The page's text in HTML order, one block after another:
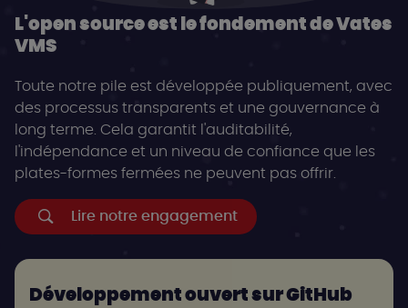
L'open source est le fondement de Vates
VMS
Toute notre pile est développée publiquement, avec
des processus transparents et une gouvernance à
long terme. Cela garantit l'auditabilité,
l'indépendance et un niveau de confiance que les
plates-formes fermées ne peuvent pas offrir.
Lire notre engagement
Développement ouvert sur GitHub